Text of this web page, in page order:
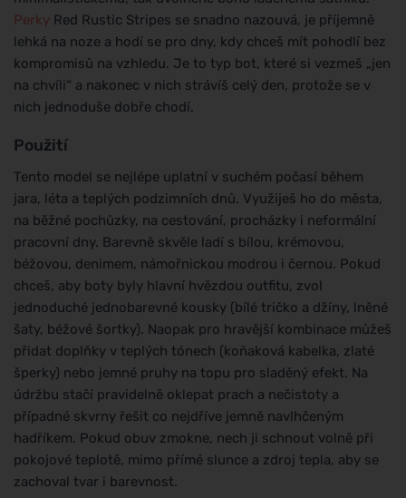
Perky Red Rustic Stripes se snadno nazouvá, je příjemně
lehká na noze a hodí se pro dny, kdy chceš mít pohodlí bez
kompromisů na vzhledu. Je to typ bot, které si vezmeš „jen
na chvíli“ a nakonec v nich strávíš celý den, protože se v
nich jednoduše dobře chodí.
Použití
Tento model se nejlépe uplatní v suchém počasí během
jara, léta a teplých podzimních dnů. Využiješ ho do města,
na běžné pochůzky, na cestování, procházky i neformální
pracovní dny. Barevně skvěle ladí s bílou, krémovou,
béžovou, denimem, námořnickou modrou i černou. Pokud
chceš, aby boty byly hlavní hvězdou outfitu, zvol
jednoduché jednobarevné kousky (bílé tričko a džíny, lněné
šaty, béžové šortky). Naopak pro hravější kombinace můžeš
přidat doplňky v teplých tónech (koňaková kabelka, zlaté
šperky) nebo jemné pruhy na topu pro sladěný efekt. Na
údržbu stačí pravidelně oklepat prach a nečistoty a
případné skvrny řešit co nejdříve jemně navlhčeným
hadříkem. Pokud obuv zmokne, nech ji schnout volně při
pokojové teplotě, mimo přímé slunce a zdroj tepla, aby se
zachoval tvar i barevnost.